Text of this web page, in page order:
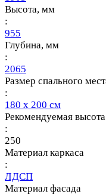
Высота, мм
:
955
Глубина, мм
:
2065
Размер спального
:
180 х 200 см
Рекомендуемая
:
250
Материал каркаса
:
ЛДСП
Материал фасада